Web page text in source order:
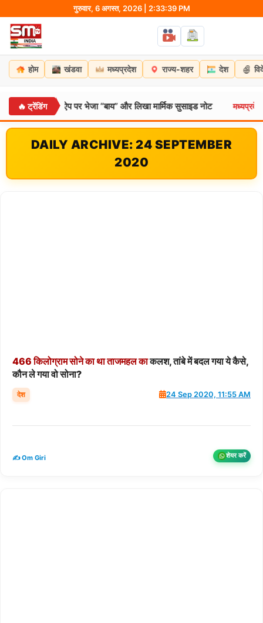
content
गुरुवार, 6 अगस्त, 2026 | 2:33:40 PM
होम खंडवा मध्यप्रदेश राज्य-शहर देश
🔥 ट्रेंडिंग
पर भेजा “बाय” और लिखा मार्मिक सुसाइड नोट मध्यप्रदेश: मंडला में
DAILY ARCHIVE: 24 SEPTEMBER
2020
466 किलोग्रामसोनेकाथाताजमहलकाकलश, तांबे में बदल गया ये कैसे,
कौन ले गया वो सोना?
देश 24 Sep 2020, 11:55 AM
✍️ Om Giri शेयर करें